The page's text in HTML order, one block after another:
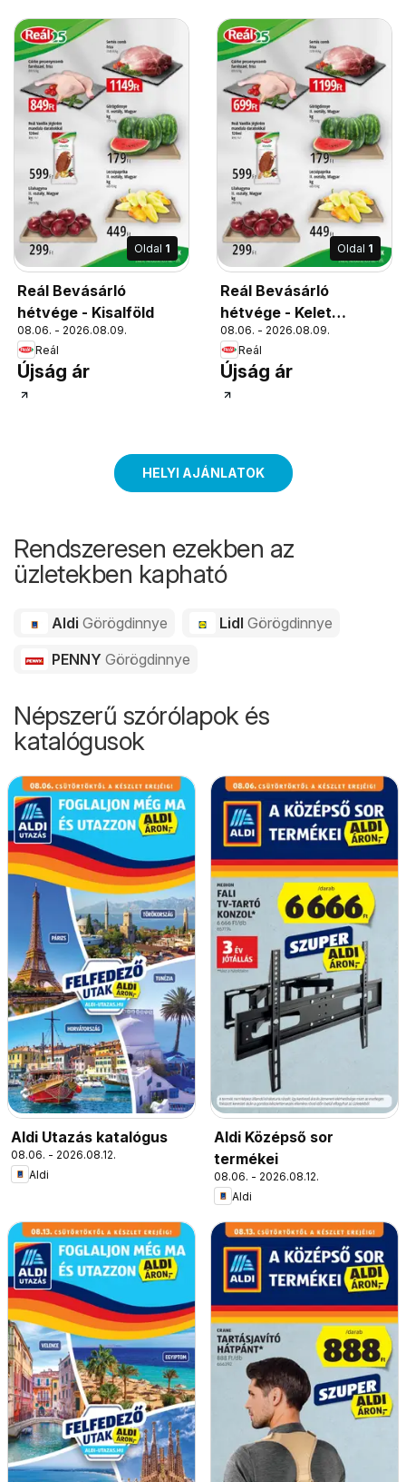
Oldal 1
Reál Bevásárló
hétvége - Kisalföld
08.06. - 2026.08.09.
Reál
Újság ár
Oldal 1
Reál Bevásárló
hétvége - Kelet
Magyarország
08.06. - 2026.08.09.
Reál
Újság ár
HELYI AJÁNLATOK
Rendszeresen ezekben az
üzletekben kapható
Aldi Görögdinnye LidlGörögdinnye
PENNY Görögdinnye
Népszerű szórólapok és
katalógusok
Aldi Utazás katalógus
08.06. - 2026.08.12.
Aldi
Aldi Középső sor
termékei
08.06. - 2026.08.12.
Aldi